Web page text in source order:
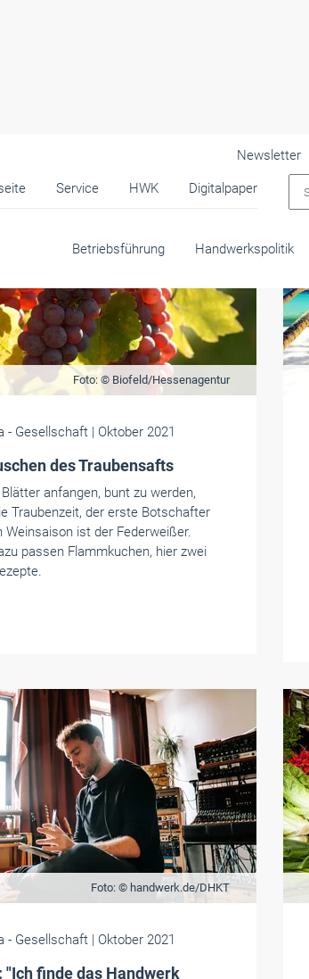
Service HWK Digitalpaper
Newsletter
Betriebsführung Handwerkspolitik
Foto: © Biofeld/Hessenagentur
- Gesellschaft | Oktober 2021
des Traubensafts
anfangen, bunt zu werden,
Traubenzeit, der erste Botschafter
Weinsaison ist der Federweißer.
passen Flammkuchen, hier zwei
Foto: © handwerk.de/DHKT
- Gesellschaft | Oktober 2021
"Ich finde das Handwerk